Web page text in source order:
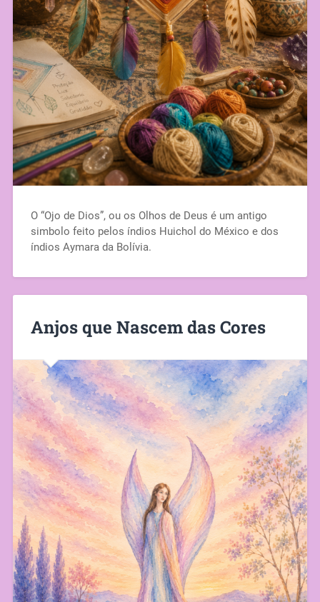
O “Ojo de Dios”, ou os Olhos de Deus é um antigo
simbolo feito pelos índios Huichol do México e dos
índios Aymara da Bolívia.
Anjos que Nascem das Cores